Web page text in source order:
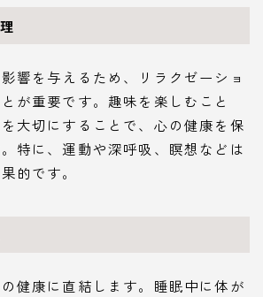
響を与えるため、リラクゼーショ
が重要です。趣味を楽しむこと
大切にすることで、心の健康を保
特に、運動や深呼吸、瞑想などは
的です。
健康に直結します。睡眠中に体が